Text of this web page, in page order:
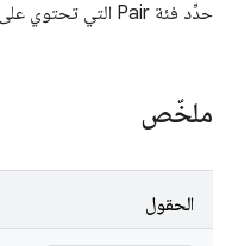
حدِّد فئة Pair التي تحتوي على عنصرَين.
ملخّص
الحقول